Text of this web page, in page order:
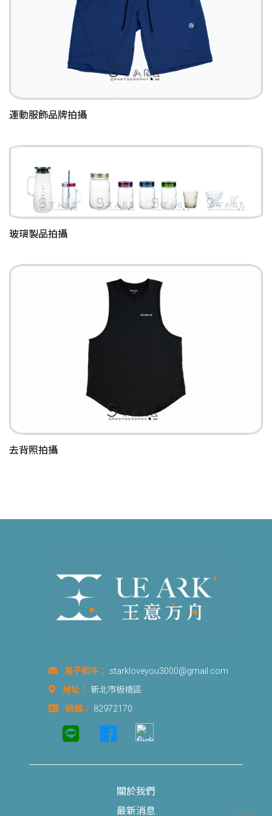
運動服飾品牌拍攝
玻璃製品拍攝
去背照拍攝
電子郵件： starkloveyou3000@gmail.com
地址： 新北市板橋區
統編： 82972170
關於我們
最新消息